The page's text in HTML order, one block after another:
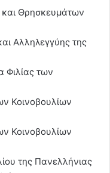
και Θρησκευμάτων
Αλληλεγγύης της
Φιλίας των
Κοινοβουλίων
Κοινοβουλίων
της Πανελλήνιας